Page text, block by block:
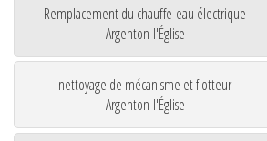
Remplacement du chauffe-eau électrique
Argenton-l'Église
nettoyage de mécanisme et flotteur
Argenton-l'Église